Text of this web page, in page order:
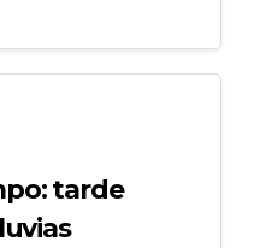
tarde
DE 2026 MEYLIN PÉREZ
NO HAY COMENTARIOS